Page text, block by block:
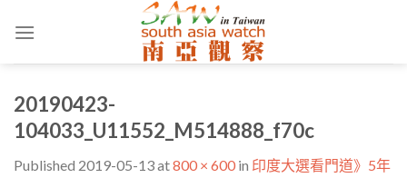
20190423-
104033_U11552_M514888_f70c
Published 2019-05-13at800 × 600 in 印度大選看門道》5年